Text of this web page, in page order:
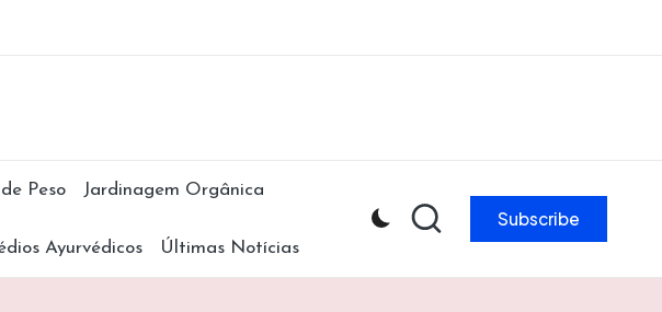
Peso Jardinagem Orgânica
Ayurvédicos Últimas Notícias
Subscribe